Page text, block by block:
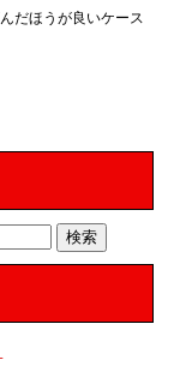
だほうが良いケース